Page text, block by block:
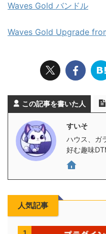
Waves Gold バンドル
Waves Gold Upgrade
この記事を書いた人
すいそ
ハウス、ガ
好む趣味
人気記事